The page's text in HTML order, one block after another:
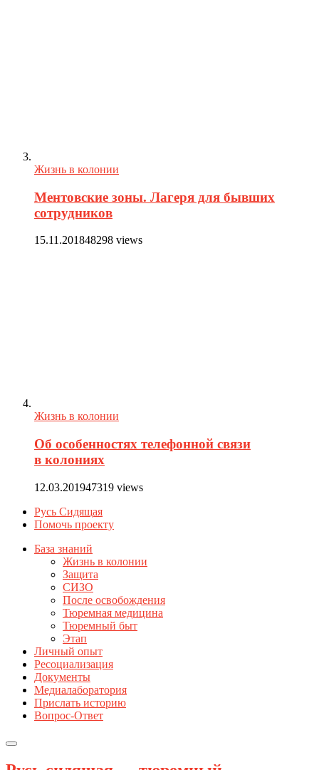
Жизнь в колонии
Ментовские зоны. Лагеря для бывших
сотрудников
15.11.201848298 views
Жизнь в колонии
Об особенностях телефонной связи
в колониях
12.03.201947319 views
Русь Сидящая
Помочь проекту
База знаний
Жизнь в колонии
Защита
СИЗО
После освобождения
Тюремная медицина
Тюремный быт
Этап
Личный опыт
Ресоциализация
Документы
Медиалаборатория
Прислать историю
Вопрос-Ответ